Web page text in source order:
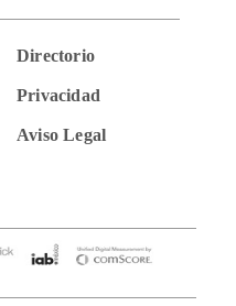
Directorio
Privacidad
Aviso Legal